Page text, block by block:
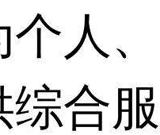
个人
综合